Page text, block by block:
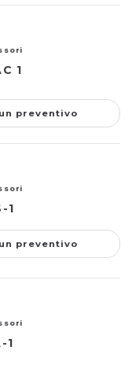
1
preventivo
1
preventivo
1